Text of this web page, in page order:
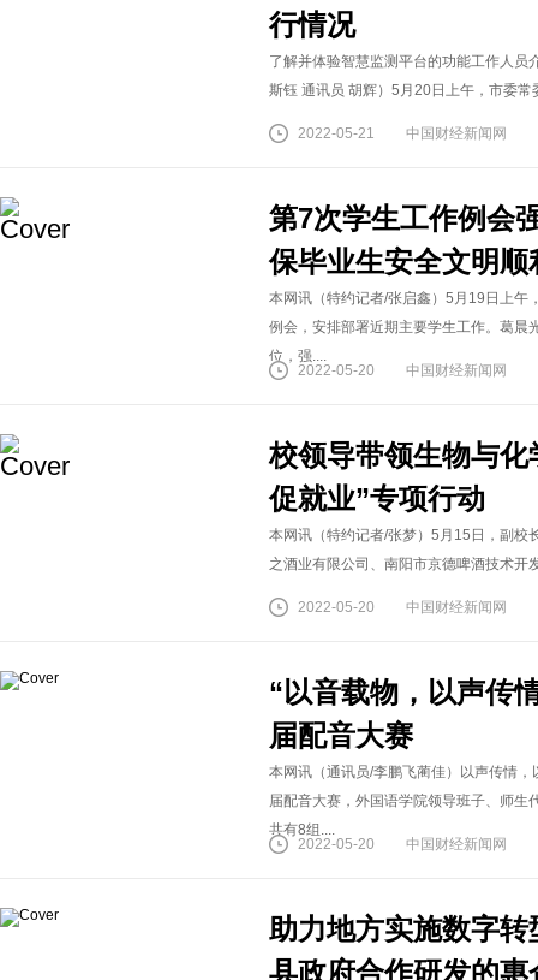
行情况
了解并体验智慧监测平台的功能工作人员
斯钰 通讯员 胡辉）5月20日上午，市委
2022-05-21 中国财经新闻网
第7次学生工作例会
保毕业生安全文明顺
本网讯（特约记者/张启鑫）5月19日上午
例会，安排部署近期主要学生工作。葛晨
位，强....
2022-05-20
中国财经新闻网
校领导带领生物与
促就业”专项行动
本网讯（特约记者/张梦）5月15日，副校
之酒业有限公司、南阳市京德啤酒技术开
2022-05-20 中国财经新闻网
“以音载物，以声传
届配音大赛
本网讯（通讯员/李鹏飞蔺佳）以声传情
届配音大赛，外国语学院领导班子、师生
共有8组....
2022-05-20
中国财经新闻网
助力地方实施数字
县政府合作研发的